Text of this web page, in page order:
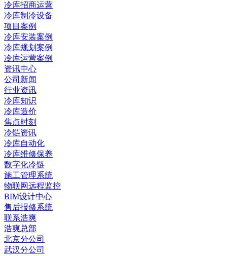
冷库招商运营
冷库制冷设备
项目案例
冷库安装案例
冷库规划案例
冷库运营案例
资讯中心
公司新闻
行业资讯
冷库知识
冷库造价
焦点时刻
冷链资讯
冷库自动化
冷库维修保养
数字化冷链
施工管理系统
物联网远程监控
BIM设计中心
售后报修系统
联系浩爽
浩爽总部
北京分公司
武汉分公司